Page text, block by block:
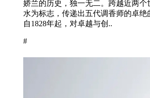
娇兰的历史，独一无二。跨越近两个
水为标志，传递出五代调香师的卓绝
自1828年起，对卓越与创..
#